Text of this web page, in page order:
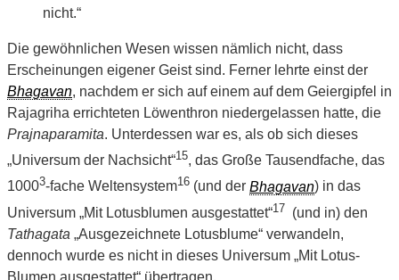
nicht.“
Die gewöhnlichen Wesen wissen nämlich nicht, dass
Erscheinungen eigener Geist sind. Ferner lehrte einst der
Bhagavan, nachdem er sich auf einem auf dem Geiergipfel in
Rajagriha errichteten Löwenthron niedergelassen hatte, die
Prajnaparamita. Unterdessen war es, als ob sich dieses
„Universum der Nachsicht“15, das Große Tausendfache, das
10003-fache Weltensystem16 (und der Bhagavan) in das
Universum „Mit Lotusblumen ausgestattet“17 (und in) den
Tathagata „Ausgezeichnete Lotusblume“ verwandeln,
dennoch wurde es nicht in dieses Universum „Mit Lotus-
Blumen ausgestattet“ übertragen.